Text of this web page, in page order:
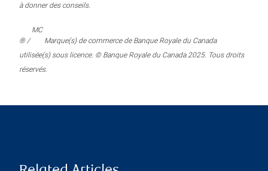
à donner des conseils.
® /
MC
Marque(s) de commerce de Banque Royale du Canada
utilisée(s) sous licence. © Banque Royale du Canada 2025. Tous droits
réservés.